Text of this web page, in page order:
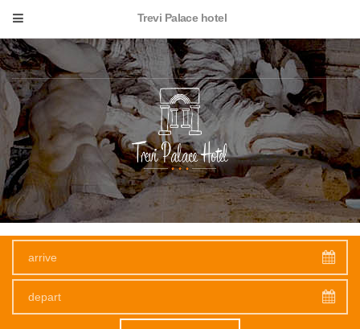
Trevi Palace hotel
the resort